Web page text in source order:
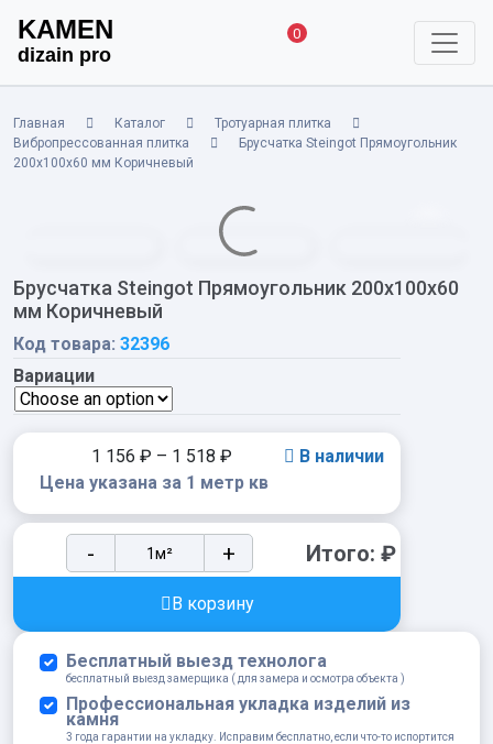
KAMEN
dizain pro
0
Главная Каталог
Тротуарная плитка
Вибропрессованная плитка
Брусчатка Steingot Прямоугольник
200х100х60 мм Коричневый
Брусчатка Steingot Прямоугольник 200х100х60
мм Коричневый
Код товара: 32396
Вариации
1 156 ₽ – 1 518 ₽
В наличии
Цена указана за 1 метр кв
Брусчатка
Steingot
Прямоугольник
мм
Коричневый
quantity
- + Итого: ₽
В корзину
Бесплатный выезд технолога
бесплатный выезд замерщика ( для замера и осмотра объекта )
Профессиональная укладка изделий из
камня
3 года гарантии на укладку. Исправим бесплатно, если что-то испортится